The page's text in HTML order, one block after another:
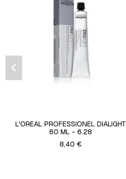
L'OREAL PROFESSIONEL DIALIGHT
60 ML - 6.28
8,40 €